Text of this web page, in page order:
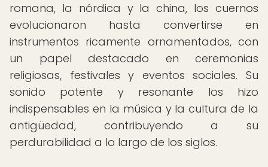
romana, la nórdica y la china, los cuernos
evolucionaron hasta convertirse en
instrumentos ricamente ornamentados, con
un papel destacado en ceremonias
religiosas, festivales y eventos sociales. Su
sonido potente y resonante los hizo
indispensables en la música y la cultura de la
antigüedad, contribuyendo a su
perdurabilidad a lo largo de los siglos.